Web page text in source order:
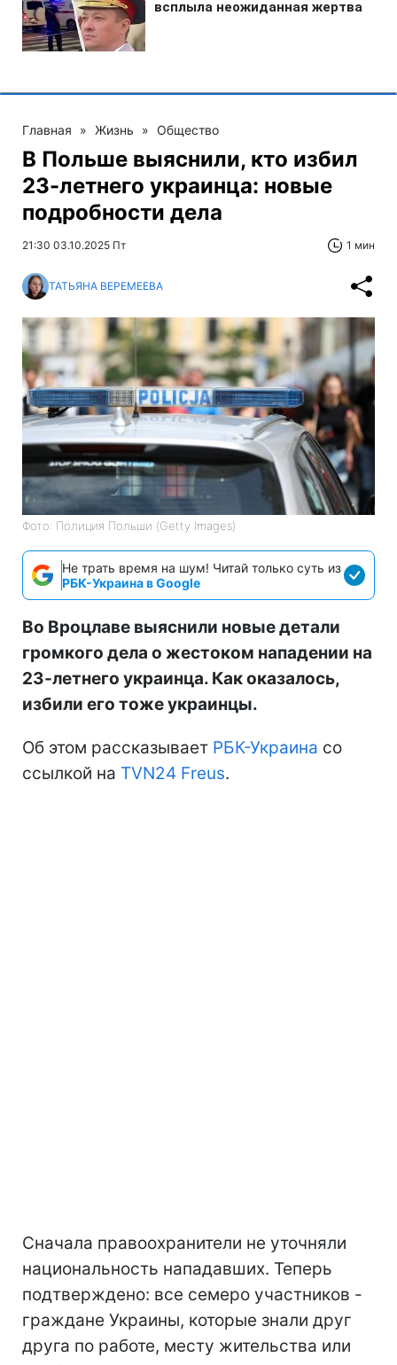
Главная » Жизнь » Общество
В Польше выяснили, кто избил
23-летнего украинца: новые
подробности дела
21:30 03.10.2025 Пт 1 мин
ТАТЬЯНА ВЕРЕМЕЕВА
Фото: Полиция Польши (Getty Images)
Не трать время на шум! Читай только суть из
РБК-Украина в Google
Во Вроцлаве выяснили новые детали
громкого дела о жестоком нападении на
23-летнего украинца. Как оказалось,
избили его тоже украинцы.
Об этом рассказывает РБК-Украина со
ссылкой на TVN24 Freus.
Сначала правоохранители не уточняли
национальность нападавших. Теперь
подтверждено: все семеро участников -
граждане Украины, которые знали друг
друга по работе, месту жительства или